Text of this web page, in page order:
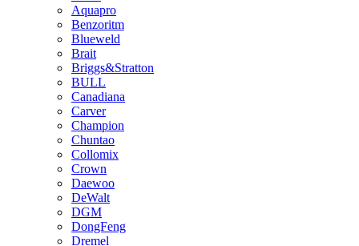
Aquapro
Benzoritm
Blueweld
Brait
Briggs&Stratton
BULL
Canadiana
Carver
Champion
Chuntao
Collomix
Crown
Daewoo
DeWalt
DGM
DongFeng
Dremel